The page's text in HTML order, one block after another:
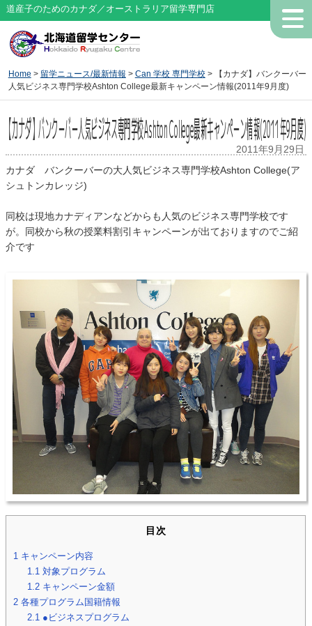
道産子のためのカナダ／オーストラリア留学専門店
Home > 留学ニュース/最新情報 > Can 学校 専門学校> 【カナダ】バンクーバー
人気ビジネス専門学校Ashton College最新キャンペーン情報(2011年9月度)
【カナダ】バンクーバー人気ビジネス専門学校Ashton College最新キャンペーン情報(2011年9月度)
2011年9月29日
カナダ バンクーバーの大人気ビジネス専門学校Ashton College(ア
シュトンカレッジ)
同校は現地カナディアンなどからも人気のビジネス専門学校です
が。同校から秋の授業料割引キャンペーンが出ておりますのでご紹
介です
目次
1 キャンペーン内容
1.1 対象プログラム
1.2 キャンペーン金額
2 各種プログラム国籍情報
2.1 ●ビジネスプログラム